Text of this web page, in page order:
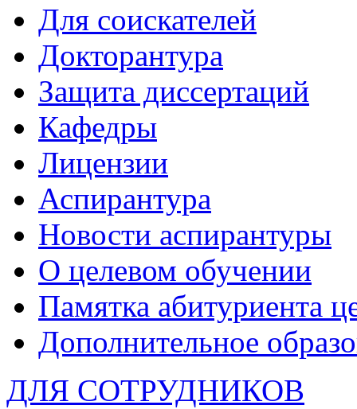
Для соискателей
Докторантура
Защита диссертаций
Кафедры
Лицензии
Аспирантура
Новости аспирантуры
О целевом обучении
Памятка абитуриента
Дополнительное
ДЛЯ СОТРУДНИКОВ